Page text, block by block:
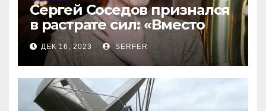
Сергей Соседов признался
в растрате сил: «Вместо
меня взяли Пригожина»
ДЕК 16, 2023 SERFER